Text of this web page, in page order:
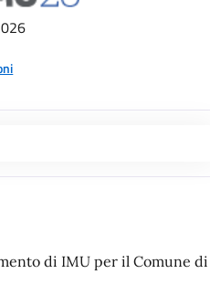
di IMU per il Comune di